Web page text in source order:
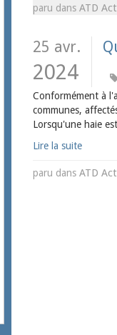
paru dans ATD
25 avr.
2024
Conformément à
communes,
Lorsqu'une haie
Lire la suite
paru dans ATD